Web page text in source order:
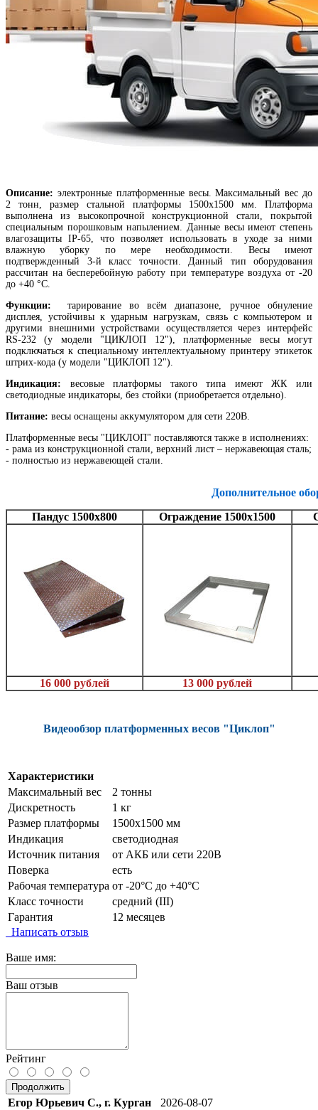
Описание: электронные платформенные весы. Максимальный вес до
2 тонн, размер стальной платформы 1500х1500 мм. Платформа
выполнена из высокопрочной конструкционной стали, покрытой
специальным порошковым напылением. Данные весы имеют степень
влагозащиты IP-65, что позволяет использовать в уходе за ними
влажную уборку по мере необходимости. Весы имеют
подтвержденный 3-й класс точности. Данный тип оборудования
рассчитан на бесперебойную работу при температуре воздуха от -20
до +40 °С.
Функции:
тарирование во всём диапазоне, ручное обнуление
дисплея, устойчивы к ударным нагрузкам, связь с компьютером и
другими внешними устройствами осуществляется через интерфейс
RS-232 (у модели "ЦИКЛОП 12"), платформенные весы могут
подключаться к специальному интеллектуальному принтеру этикеток
штрих-кода (у модели "ЦИКЛОП 12").
Индикация: весовые платформы такого типа имеют ЖК или
светодиодные индикаторы, без стойки (приобретается отдельно).
Питание: весы оснащены аккумулятором для сети 220В.
Платформенные весы "ЦИКЛОП" поставляются также в исполнениях:
- рама из конструкционной стали, верхний лист – нержавеющая сталь;
- полностью из нержавеющей стали.
Дополнительное
Пандус 1500х800
Ограждение 1500х1500
16 000 рублей 13 000 рублей
Видеообзор платформенных весов "Циклоп"
Характеристики
Максимальный вес
2 тонны
Дискретность
1 кг
Размер платформы
1500х1500 мм
Индикация
светодиодная
Источник питания
от АКБ или сети 220В
Поверка
есть
Рабочая температура от -20°C до +40°C
Класс точности
средний (III)
Гарантия
12 месяцев
Написать отзыв
Ваше имя:
Ваш отзыв
Рейтинг
Продолжить
Егор Юрьевич С., г. Курган 2026-08-07